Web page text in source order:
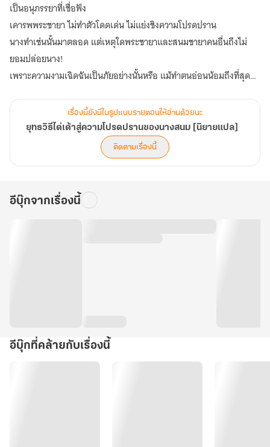
เป็นอนุภรรยาที่เชื่อฟัง
เคารพพระชายา ไม่ทำตัวโดดเด่น ไม่แย่งชิงความโปรดปราน
นางทำเช่นนั้นมาตลอด แต่เหตุใดพระชายาและสนมชายาคนอื่นถึงไม่
ยอมปล่อยนาง!
เพราะความงามเฉิดฉันเป็นภัยอย่างนั้นหรือ แม้ทำตนอ่อนน้อมถึงที่สุด
นางลืมตาตื่นขึ้นอีกครั้งในวังหลวงซึ่งเป็นจุดเริ่มต้นของการคัดเลือกหญิง
งาม ประตูสู่เรือนหลังขององค์ชาย
ในเมื่อหลีกหนีไม่ได้ ก็มีแต่ต้องก้าวเดินไปข้างหน้า
หรือ
เช่นนั้นชาตินี้นางจะแสดงให้ดูว่าอะไรคือโปรดปรานข้าเพียงผู้เดียว!
เรื่องนี้ยังมีในรูปแบบรายตอนให้อ่านด้วยนะ
ยุทธวิธีไต่เต้าสู่ความโปรดปรานของนางสนม [นิยายแปล]
ติดตามเรื่องนี้
อีบุ๊กจากเรื่องนี้
อีบุ๊กที่คล้ายกับเรื่องนี้